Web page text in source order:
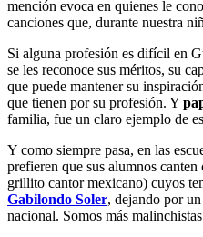
mención evoca en quienes le
canciones que, durante nuestra
Si alguna profesión es difícil en
se les reconoce sus méritos, su
que puede mantener su
que tienen por su profesión. Y
familia, fue un claro ejemplo de
Y como siempre pasa, en las
prefieren que sus alumnos
grillito cantor mexicano) cuyos
Gabilondo Soler, dejando por
nacional. Somos más